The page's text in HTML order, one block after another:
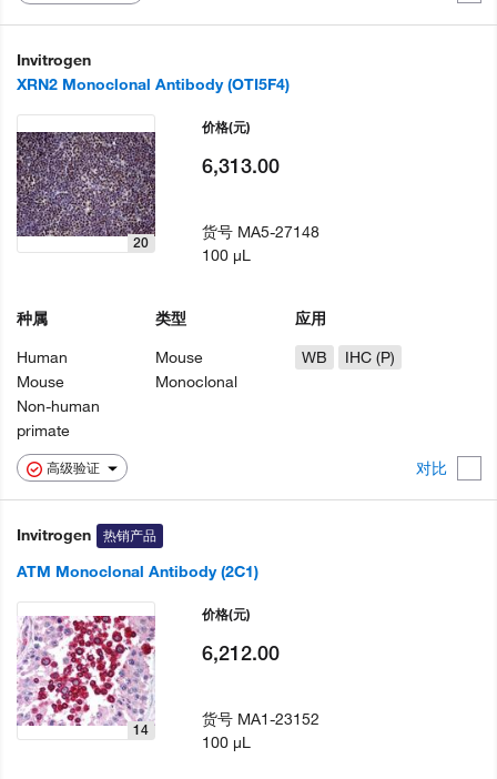
Invitrogen
XRN2 Monoclonal Antibody (OTI5F4)
高级验证 对比
20
种属
Human
Mouse
Non-human
primate
类型
Mouse
Monoclonal
应用
WB
IHC (P)
价格(元)
6,313.00
货号 MA5-27148
100 µL
Invitrogen 热销产品
ATM Monoclonal Antibody (2C1)
14
价格(元)
6,212.00
货号 MA1-23152
100 µL